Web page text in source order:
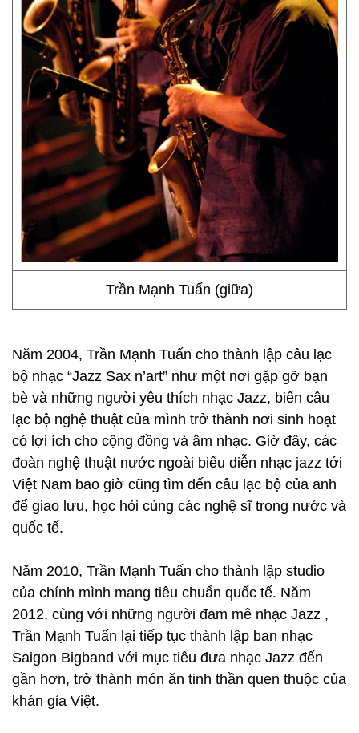
Trần Mạnh Tuấn (giữa)
Năm 2004, Trần Mạnh Tuấn cho thành lập câu lạc
bộ nhạc “Jazz Sax n’art” như một nơi gặp gỡ bạn
bè và những người yêu thích nhạc Jazz, biến câu
lạc bộ nghệ thuật của mình trở thành nơi sinh hoạt
có lợi ích cho cộng đồng và âm nhạc. Giờ đây, các
đoàn nghệ thuật nước ngoài biểu diễn nhạc jazz tới
Việt Nam bao giờ cũng tìm đến câu lạc bộ của anh
để giao lưu, học hỏi cùng các nghệ sĩ trong nước và
quốc tế.
Năm 2010, Trần Mạnh Tuấn cho thành lập studio
của chính mình mang tiêu chuẩn quốc tế. Năm
2012, cùng với những người đam mê nhạc Jazz ,
Trần Mạnh Tuấn lại tiếp tục thành lập ban nhạc
Saigon Bigband với mục tiêu đưa nhạc Jazz đến
gần hơn, trở thành món ăn tinh thần quen thuộc của
khán gỉa Việt.